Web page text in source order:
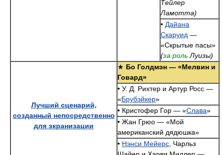
Тейлер
Ламотта)
• Дайана
Скаруид —
«Скрытые пасы»
(за рольЛуизы)
Лучший сценарий,
созданный непосредственно
для экранизации
★ Бо Голдмэн — «Мелвин и
Говард»
• У. Д. Рихтер и Артур Росс —
«Брубэйкер»
• Кристофер Гор — «Слава»
• Жан Грюо — «Мой
американский дядюшка»
• Нэнси Мейерс, Чарльз